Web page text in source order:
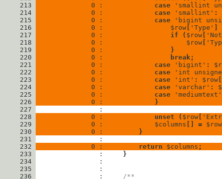
     213
              0 :
case
'smallint
     214
              0 :
case 'smallint' :
     215
              0 :
case
'bigint
     216
              0 :
$row 'Type'
     217
              0 :
if ( $row
     218
              0 :
$row
     219
              0 :
}
     220
              0 :
break;
     221
              0 :
case 'bigint' :
     222
              0 :
case
'int
     223
              0 :
case 'int' : $row
     224
              0 :
case 'varchar' :
     225
              0 :
case
'mediumtext'
     226
              0 :
}
     227
     228
              0 :
unset ( $row
     229
              0 :
$columns = $row
     230
              0 :
}
     231
     232
              0 :
return $columns ;
     233
                :
}
     234
     235
     236
                :
/**